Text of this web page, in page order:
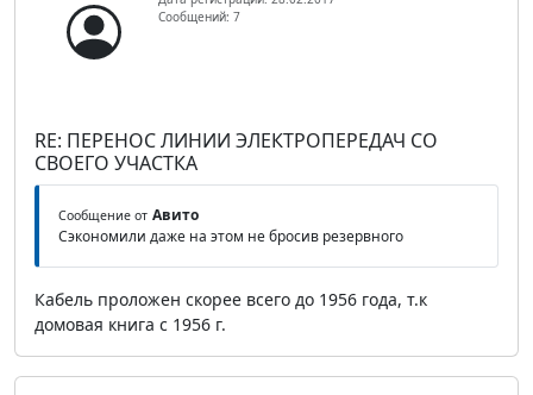
Сообщений: 7
RE: ПЕРЕНОС ЛИНИИ ЭЛЕКТРОПЕРЕДАЧ СО
СВОЕГО УЧАСТКА
Сообщение от Авито
Сэкономили даже на этом не бросив резервного
Кабель проложен скорее всего до 1956 года, т.к
домовая книга с 1956 г.